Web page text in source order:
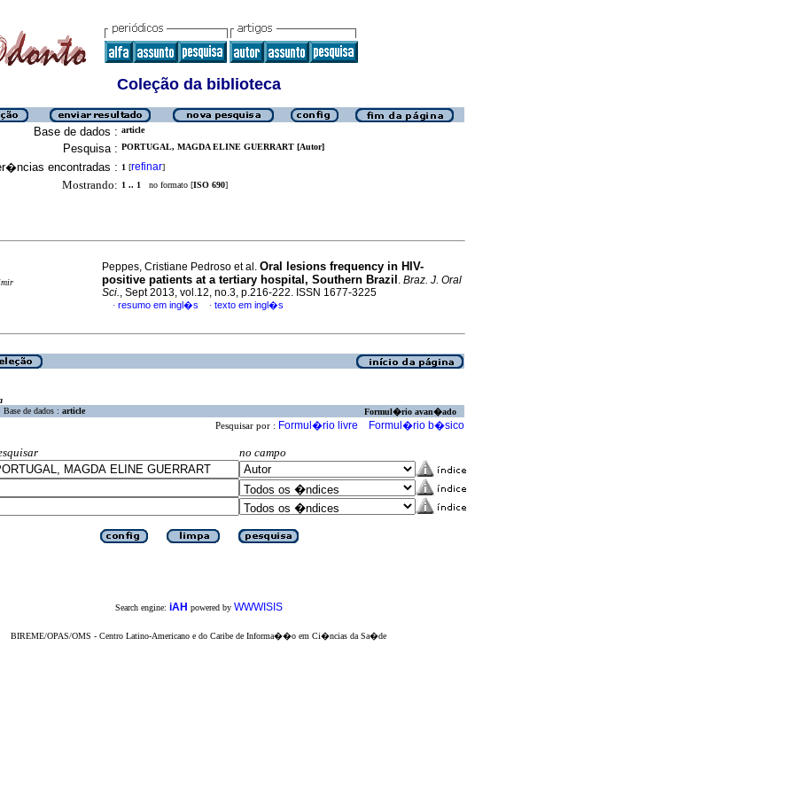
Coleção da biblioteca
Base de dados : article
Pesquisa : PORTUGAL, MAGDA ELINE GUERRART [Autor]
encontradas : 1 [refinar]
Mostrando: 1 .. 1 no formato [ISO 690]
Peppes, Cristiane Pedroso et al. Oral lesions frequency in HIV-
positive patients at a tertiary hospital, Southern Brazil . Braz. J. Oral
Sci., Sept 2013, vol.12, no.3, p.216-222. ISSN 1677-3225
· resumo em ingl�s · texto em ingl�s
Base de dados : article Formul�rio avan�ado
Pesquisar por : Formul�rio livre Formul�rio b�sico
no campo
Search engine: iAH powered by WWWISIS
BIREME/OPAS/OMS - Centro Latino-Americano e do Caribe de Informa��o em Ci�ncias da Sa�de